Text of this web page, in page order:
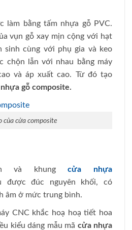
làm bằng tấm nhựa gỗ PVC.
vụn gỗ xay mịn cộng với hạt
sinh cùng với phụ gia và keo
chộn lẫn với nhau bằng máy
và áp xuất cao. Từ đó tạo
nhựa gỗ composite.
của cửa composite
và khungcửa nhựa
được đúc nguyên khối, có
âm ở mức trung bình.
CNC khắc hoạ hoạ tiết hoa
kiểu dáng mẫu mã cửa nhựa